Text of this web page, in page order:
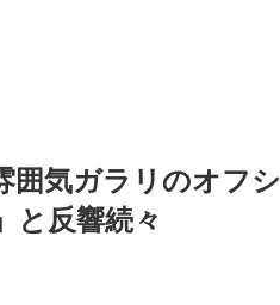
気ガラリのオフシ
と反響続々